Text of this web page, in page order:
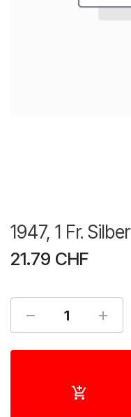
1947, 1 Fr. Silber
21.79 CHF